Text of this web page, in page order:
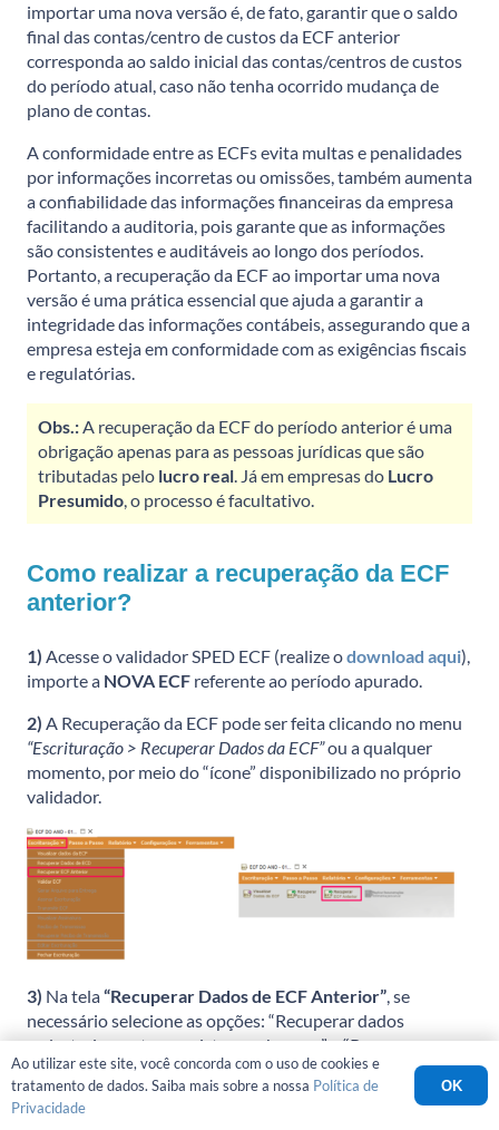
importar uma nova versão é, de fato, garantir que o saldo
final das contas/centro de custos da ECF anterior
corresponda ao saldo inicial das contas/centros de custos
do período atual, caso não tenha ocorrido mudança de
plano de contas.
A conformidade entre as ECFs evita multas e penalidades
por informações incorretas ou omissões, também aumenta
a confiabilidade das informações financeiras da empresa
facilitando a auditoria, pois garante que as informações
são consistentes e auditáveis ao longo dos períodos.
Portanto, a recuperação da ECF ao importar uma nova
versão é uma prática essencial que ajuda a garantir a
integridade das informações contábeis, assegurando que a
empresa esteja em conformidade com as exigências fiscais
e regulatórias.
Obs.:A recuperação da ECF do período anterior é uma
obrigação apenas para as pessoas jurídicas que são
tributadas pelo lucro real. Já em empresas do Lucro
Presumido, o processo é facultativo.
Como realizar a recuperação da ECF
anterior?
1) Acesse o validador SPED ECF (realize odownload aqui),
importe a NOVA ECF referente ao período apurado.
2) A Recuperação da ECF pode ser feita clicando no menu
“Escrituração > Recuperar Dados da ECF”ou a qualquer
momento, por meio do “ícone” disponibilizado no próprio
validador.
3) Na tela“Recuperar Dados de ECF Anterior”, se
necessário selecione as opções: “Recuperar dados
cadastrais e outros registros se houver” e “Recuperar
vinculação das contas contábeis para as contas
referenciais”.
Ao utilizar este site, você concorda com o uso de cookies e
tratamento de dados. Saiba mais sobre a nossa Política de
Privacidade
OK